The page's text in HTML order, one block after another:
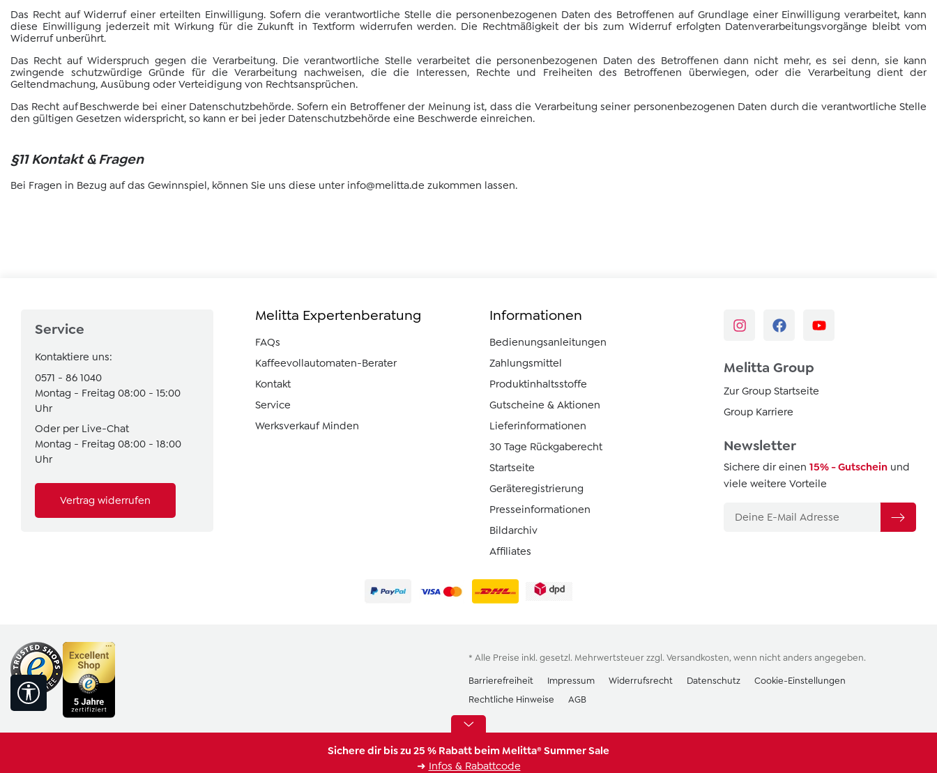
Das Recht auf Widerruf einer erteilten Einwilligung. Sofern die verantwortliche Stelle die personenbezogenen Daten des Betroffenen auf Grundlage einer Einwilligung verarbeitet, kann
diese Einwilligung jederzeit mit Wirkung für die Zukunft in Textform widerrufen werden. Die Rechtmäßigkeit der bis zum Widerruf erfolgten Datenverarbeitungsvorgänge bleibt vom
Widerruf unberührt.
Das Recht auf Widerspruch gegen die Verarbeitung. Die verantwortliche Stelle verarbeitet die personenbezogenen Daten des Betroffenen dann nicht mehr, es sei denn, sie kann
zwingende schutzwürdige Gründe für die Verarbeitung nachweisen, die die Interessen, Rechte und Freiheiten des Betroffenen überwiegen, oder die Verarbeitung dient der
Geltendmachung, Ausübung oder Verteidigung von Rechtsansprüchen.
Das Recht auf Beschwerde bei einer Datenschutzbehörde. Sofern ein Betroffener der Meinung ist, dass die Verarbeitung seiner personenbezogenen Daten durch die verantwortliche Stelle
den gültigen Gesetzen widerspricht, so kann er bei jeder Datenschutzbehörde eine Beschwerde einreichen.
§11 Kontakt & Fragen
Bei Fragen in Bezug auf das Gewinnspiel, können Sie uns diese unter info@melitta.de zukommen lassen.
Service
Kontaktiere uns:
0571 - 86 1040
Montag - Freitag 08:00 - 15:00
Uhr
Oder per Live-Chat
Montag - Freitag 08:00 - 18:00
Uhr
Vertrag widerrufen
Melitta Expertenberatung
FAQs
Kaffeevollautomaten-Berater
Kontakt
Service
Werksverkauf Minden
Informationen
Bedienungsanleitungen
Zahlungsmittel
Produktinhaltsstoffe
Gutscheine & Aktionen
Lieferinformationen
30 Tage Rückgaberecht
Startseite
Geräteregistrierung
Presseinformationen
Bildarchiv
Affiliates
Melitta Group
Zur Group Startseite
Group Karriere
Newsletter
Sichere dir einen 15% - Gutschein und
viele weitere Vorteile
* Alle Preise inkl. gesetzl. Mehrwertsteuer zzgl. Versandkosten, wenn nicht anders angegeben.
Barrierefreiheit
Impressum Widerrufsrecht Datenschutz
Cookie-Einstellungen
Rechtliche Hinweise
AGB
Werkzeugleiste anzeigen
Sichere dir bis zu 25 % Rabatt beim Melitta® Summer Sale
➜ Infos & Rabattcode